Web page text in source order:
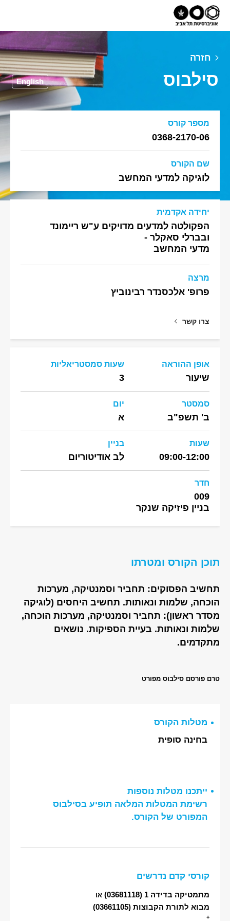
חזרה
סילבוס English
מספר קורס
0368-2170-06
שם הקורס
לוגיקה למדעי המחשב
יחידה אקדמית
הפקולטה למדעים מדויקים ע"ש ריימונד
ובברלי סאקלר -
מדעי המחשב
מרצה
פרופ' אלכסנדר רבינוביץ
צרו קשר
אופן ההוראה
שיעור
שעות סמסטריאליות
3
סמסטר
ב' תשפ"ב
יום
א
שעות
09:00-12:00
בניין
לב אודיטוריום
חדר
009
בניין פיזיקה שנקר
תוכן הקורס ומטרתו
תחשיב הפסוקים: תחביר וסמנטיקה, מערכות
הוכחה, שלמות ונאותות. תחשיב היחסים (לוגיקה
מסדר ראשון): תחביר וסמנטיקה, מערכות הוכחה,
שלמות ונאותות. בעיית הספיקות. נושאים
מתקדמים.
טרם פורסם סילבוס מפורט
מטלות הקורס
בחינה סופית
ייתכנו מטלות נוספות
רשימת המטלות המלאה תופיע בסילבוס
המפורט של הקורס.
קורסי קדם נדרשים
מתמטיקה בדידה 1 (03681118) או
מבוא לתורת הקבוצות (03661105)
+